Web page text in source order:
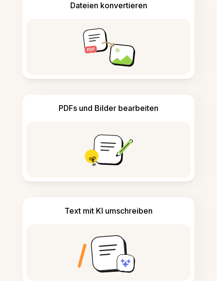
Dateien konvertieren
PDFs und Bilder bearbeiten
Text mit KI umschreiben